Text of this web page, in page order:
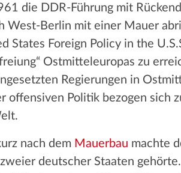
die DDR-Führung mit
West-Berlin mit einer Mauer
States Foreign Policy in the
Ostmitteleuropas zu
Regierungen in
offensiven Politik bezogen sich
nach dem Mauerbau machte
deutscher Staaten